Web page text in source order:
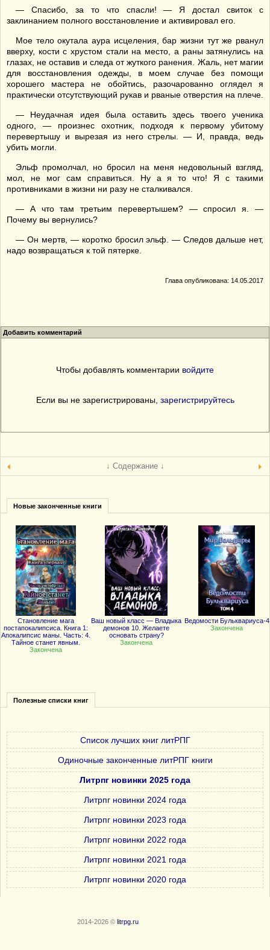
— Спасибо, за то что спасли! — Я достал свиток с
заклинанием полного восстановление и активировал его.
Мое тело окутала аура исцеления, бар жизни тут же рванул
вверху, кости с хрустом стали на место, а раны затянулись на
глазах, не оставив и следа от жуткого ранения. Жаль, нет магии
для восстановления одежды, в моем случае без помощи
хорошего мастера не обойтись, разочарованно оглядел я
практически отсутствующий рукав и рваные отверстия на плече.
— Неудачная идея была оставить здесь твоего ученика
одного, — произнес охотник, подходя к первому убитому
перевертышу и вырезая из него стрелы. — И, правда, ведь
убить могли.
Эльф промолчал, но бросил на меня недовольный взгляд,
мол, не мог сам справиться. Ну а я то что! Я с такими
противниками в жизни ни разу не сталкивался.
— А что там третьим перевертышем? — спросил я. —
Почему вы вернулись?
— Он мертв, — коротко бросил эльф. — Следов дальше нет,
надо возвращаться к той пятерке.
Глава опубликована: 14.05.2017
Добавить комментарий
Чтобы добавлять комментарии войдите
Если вы не зарегистрированы, зарегистрируйтесь
↓ Содержание ↓
Новые законченные книги
Становление мага
постапокалипсиса. Книга 1:
Апокалипсис маны. Часть: 4.
Тайное станет явным.
Закончена
Ваш новый класс — Владыка
демонов 10. Желаете
основать страну?
Закончена
Ведомости Бульквариуса-4
Закончена
Полезные списки книг
Список лучших книг литРПГ
Одиночные законченные литРПГ книги
Литрпг новинки 2025 года
Литрпг новинки 2024 года
Литрпг новинки 2023 года
Литрпг новинки 2022 года
Литрпг новинки 2021 года
Литрпг новинки 2020 года
2014-2026 © litrpg.ru